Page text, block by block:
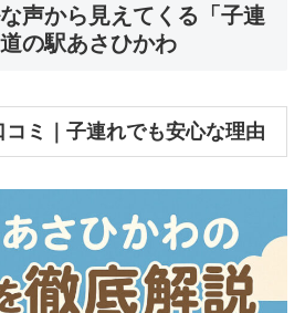
声から見えてくる「子連
の駅あさひかわ
コミ｜子連れでも安心な理由